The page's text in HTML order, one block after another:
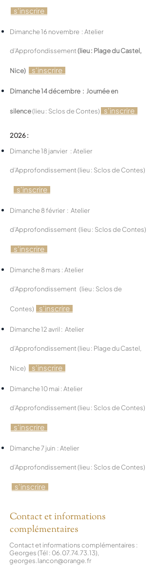
s'inscrire
Dimanche 16 novembre : Atelier
d’Approfondissement(lieu : Plage du Castel,
Nice) s'inscrire
Dimanche 14 décembre : Journée en
silence(lieu : Sclos de Contes)s'inscrire
2026 :
Dimanche 18 janvier : Atelier
d’Approfondissement (lieu : Sclos de Contes)
s'inscrire
Dimanche 8 février : Atelier
d’Approfondissement (lieu : Sclos de Contes)
s'inscrire
Dimanche 8 mars :Atelier
d’Approfondissement (lieu : Sclos de
Contes) s'inscrire
Dimanche 12 avril : Atelier
d’Approfondissement(lieu : Plage du Castel,
Nice) s'inscrire
Dimanche 10 mai : Atelier
d’Approfondissement (lieu : Sclos de Contes)
s'inscrire
Dimanche 7 juin :Atelier
d’Approfondissement(lieu : Sclos de Contes)
s'inscrire
Contact et informations
complémentaires
Contact et informations complémentaires :
Georges (Tél : 06.07.74.73.13),
georges.lancon@orange.fr